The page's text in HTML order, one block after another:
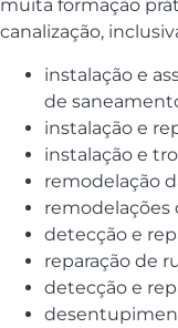
muita formação
canalização,
instalação e
de
instalação e
instalação e
remodelação
remodelações
detecção e
reparação de
detecção e